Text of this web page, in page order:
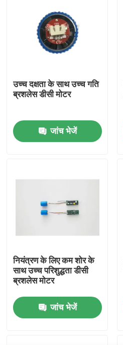
घर
उच्च दक्षता के साथ उच्च गति
ब्रशलेस डीसी मोटर
जांच भेजें
नियंत्रण के लिए कम शोर के
साथ उच्च परिशुद्धता डीसी
ब्रशलेस मोटर
जांच भेजें